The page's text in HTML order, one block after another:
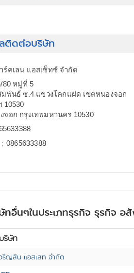
ติดต่อบริษัท
ร์คเลน แอสเซ็ทซ์ จำกัด
80 หมู่ที่ 5
มพันธ์ ซ.4 แขวงโคกแฝด เขตหนองจอก
10530
จอก กรุงเทพมหานคร 10530
0865633388
อื่นๆในประเภทธุรกิจ ธุรกิจ อ
ริษัท
ริญสิน แอสเสท จำกัด